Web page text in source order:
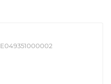
E049351000002